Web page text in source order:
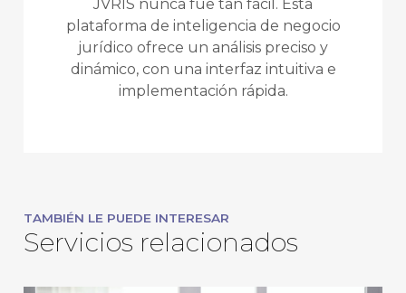
JVRIS nunca fue tan fácil. Esta
plataforma de inteligencia de negocio
jurídico ofrece un análisis preciso y
dinámico, con una interfaz intuitiva e
implementación rápida.
TAMBIÉN LE PUEDE INTERESAR
Servicios relacionados